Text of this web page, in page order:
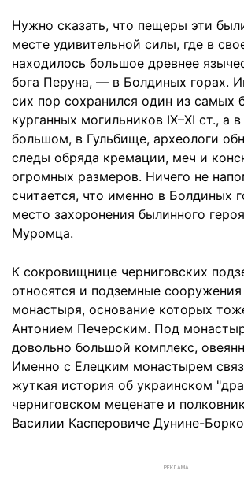
Нужно сказать, что пещеры эти
месте удивительной силы, где в
находилось большое древнее
бога Перуна, — в Болдиных горах.
сих пор сохранился один из самых
курганных могильников IX–XI ст., а
большом, в Гульбище, археологи
следы обряда кремации, меч и
огромных размеров. Ничего не
считается, что именно в Болдиных
место захоронения былинного
Муромца.
К сокровищнице черниговских
относятся и подземные сооружения
монастыря, основание которых
Антонием Печерским. Под
довольно большой комплекс,
Именно с Елецким монастырем
жуткая история об украинском
черниговском меценате и
Василии Касперовиче Дунине-
РЕКЛАМА